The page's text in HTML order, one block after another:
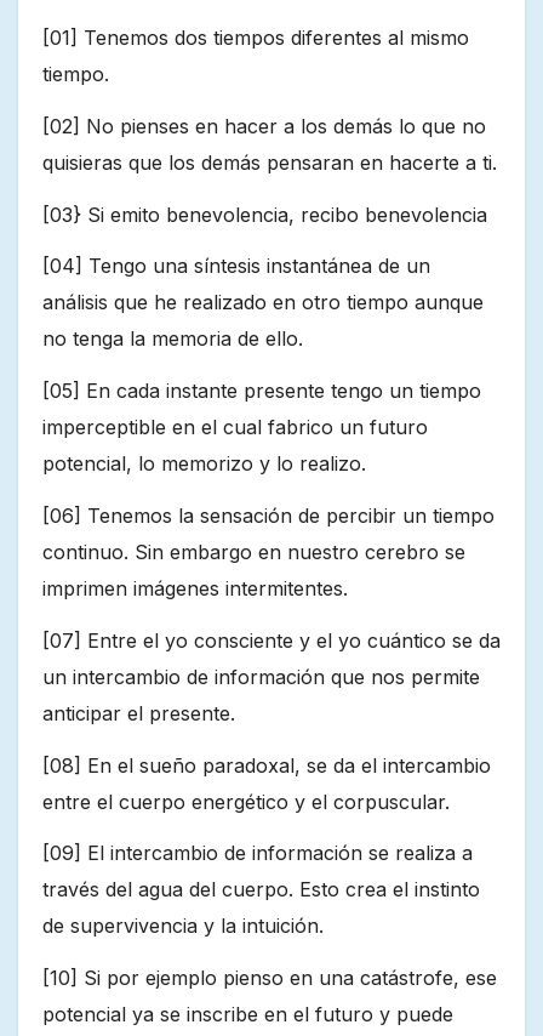
[01] Tenemos dos tiempos diferentes al mismo
tiempo.
[02] No pienses en hacer a los demás lo que no
quisieras que los demás pensaran en hacerte a ti.
[03} Si emito benevolencia, recibo benevolencia
[04] Tengo una síntesis instantánea de un
análisis que he realizado en otro tiempo aunque
no tenga la memoria de ello.
[05] En cada instante presente tengo un tiempo
imperceptible en el cual fabrico un futuro
potencial, lo memorizo y lo realizo.
[06] Tenemos la sensación de percibir un tiempo
continuo. Sin embargo en nuestro cerebro se
imprimen imágenes intermitentes.
[07] Entre el yo consciente y el yo cuántico se da
un intercambio de información que nos permite
anticipar el presente.
[08] En el sueño paradoxal, se da el intercambio
entre el cuerpo energético y el corpuscular.
[09] El intercambio de información se realiza a
través del agua del cuerpo. Esto crea el instinto
de supervivencia y la intuición.
[10] Si por ejemplo pienso en una catástrofe, ese
potencial ya se inscribe en el futuro y puede